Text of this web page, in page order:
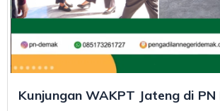
Kunjungan WAKPT Jateng di